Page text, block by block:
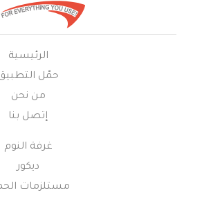
الرئيسية
حمّل
من نحن
إتصل بنا
غرفة النوم
ديكور
مستلزمات